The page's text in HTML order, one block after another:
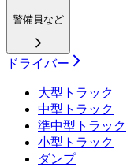
警備員など
ドライバー
大型トラック
中型トラック
準中型トラック
小型トラック
ダンプ